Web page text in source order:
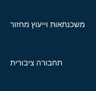
משכנתאות וייעוץ מחזור
תחבורה ציבורית